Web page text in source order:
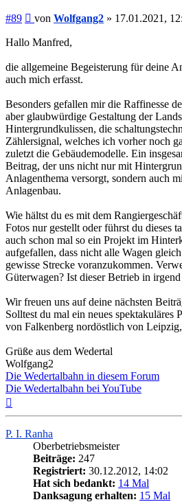
#89 Beitrag
von Wolfgang2 » 17.01.2021,
Hallo Manfred,
die allgemeine Begeisterung für deine
auch mich erfasst.
Besonders gefallen mir die Raffinesse
aber glaubwürdige Gestaltung der
Hintergrundkulissen, die
Zählersignal, welches ich vorher noch
zuletzt die Gebäudemodelle. Ein
Beitrag, der uns nicht nur mit
Anlagenthema versorgt, sondern auch
Anlagenbau.
Wie hältst du es mit dem
Fotos nur gestellt oder führst du dieses
auch schon mal so ein Projekt im
aufgefallen, dass nicht alle Wagen
gewisse Strecke voranzukommen.
Güterwagen? Ist dieser Betrieb in
Wir freuen uns auf deine nächsten
Solltest du mal ein neues spektakuläres
von Falkenberg nordöstlich von
Grüße aus dem Wedertal
Wolfgang2
Die Wedertalbahn in diesem Forum
Die Wedertalbahn bei YouTube
P. I. Ranha
Oberbetriebsmeister
Beiträge: 247
Registriert: 30.12.2012, 14:02
Hat sich bedankt: 14 Mal
Danksagung erhalten: 15 Mal